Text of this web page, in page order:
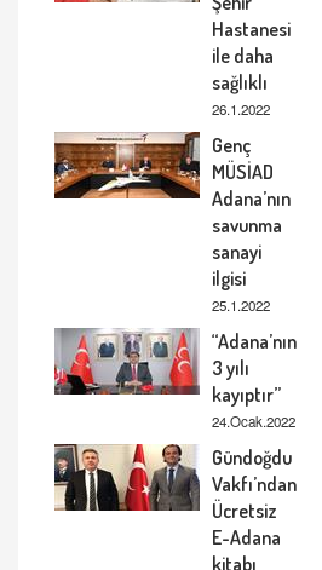
Hastanesi
ile daha
sağlıklı
26.1.2022
Genç
MÜSİAD
Adana’nın
savunma
sanayi
ilgisi
25.1.2022
“Adana’nın
3 yılı
kayıptır”
24.Ocak.2022
Gündoğdu
Vakfı’ndan
Ücretsiz
E-Adana
kitabı